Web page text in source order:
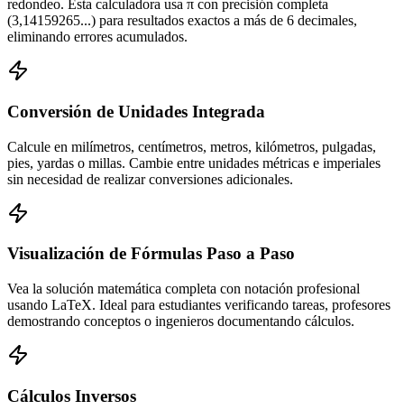
redondeo. Esta calculadora usa π con precisión completa
(3,14159265...) para resultados exactos a más de 6 decimales,
eliminando errores acumulados.
Conversión de Unidades Integrada
Calcule en milímetros, centímetros, metros, kilómetros, pulgadas,
pies, yardas o millas. Cambie entre unidades métricas e imperiales
sin necesidad de realizar conversiones adicionales.
Visualización de Fórmulas Paso a Paso
Vea la solución matemática completa con notación profesional
usando LaTeX. Ideal para estudiantes verificando tareas, profesores
demostrando conceptos o ingenieros documentando cálculos.
Cálculos Inversos